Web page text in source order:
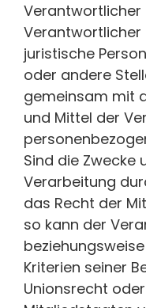
juristische
oder andere
gemeinsam mit
und Mittel der
Sind die Zwecke
Verarbeitung
das Recht der
so kann der
Kriterien seiner
Unionsrecht